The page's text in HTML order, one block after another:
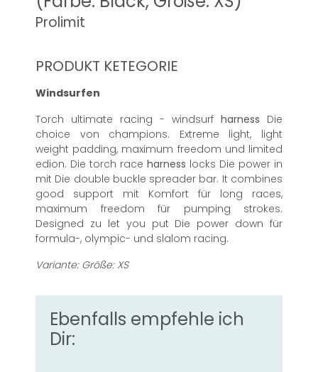
Prolimit
PRODUKT KETEGORIE
Windsurfen
Torch ultimate racing - windsurf harness Die
choice von champions. Extreme light, light
weight padding, maximum freedom und limited
edion. Die torch race harness locks Die power in
mit Die double buckle spreader bar. It combines
good support mit Komfort für long races,
maximum freedom für pumping strokes.
Designed zu let you put Die power down für
formula-, olympic- und slalom racing.
Variante: Größe: XS
Ebenfalls empfehle ich
Dir: